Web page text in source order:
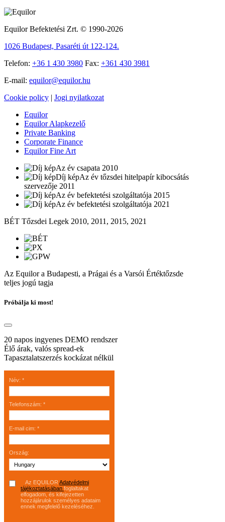
Equilor Befektetési Zrt. © 1990-2026
1026 Budapest, Pasaréti út 122-124.
Telefon: +36 1 430 3980 Fax: +361 430 3981
E-mail: equilor@equilor.hu
Cookie policy | Jogi nyilatkozat
Equilor
Equilor Alapkezelő
Private Banking
Corporate Finance
Equilor Fine Art
Az év csapata 2010
Az év tőzsdei hitelpapír kibocsátás
szervezője 2011
Az év befektetési szolgáltatója 2015
Az év befektetési szolgáltatója 2021
BÉT Tőzsdei Legek 2010, 2011, 2015, 2021
Az Equilor a Budapesti, a Prágai és a Varsói Értéktőzsde
teljes jogú tagja
Próbálja ki most!
20 napos ingyenes DEMO rendszer
Élő árak, valós spread-ek
Tapasztalatszerzés kockázat nélkül
Név: *
Telefonszám: *
E-mail cim: *
Ország:
Az EQUILOR Adatvédelmi
tájékoztatásában foglaltakat
elfogadom, és kifejezetten
hozzájárulok személyes adataim
ennek megfelelő kezeléséhez.